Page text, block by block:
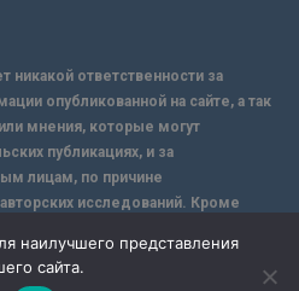
никакой ответственности за
опубликованной на сайте, а так
мнения, которые могут
публикациях, и за
лицам, по причине
исследований. Кроме
Сайт не несет ответственности за
наилучшего представления
сайта.